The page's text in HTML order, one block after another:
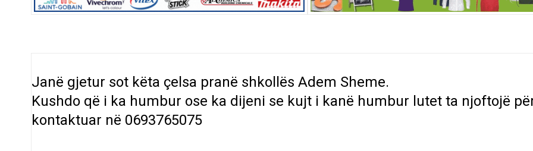
Janë gjetur sot këta çelsa pranë shkollës Adem Sheme.
Kushdo që i ka humbur ose ka dijeni se kujt i kanë humbur lutet ta njoftojë
kontaktuar në 0693765075